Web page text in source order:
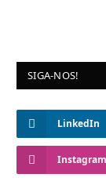
SIGA-NOS!
LinkedIn
Instagram